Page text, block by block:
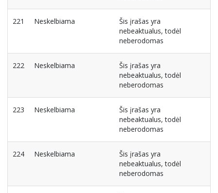
221 Neskelbiama
Šis įrašas yra
nebeaktualus, todėl
neberodomas
222 Neskelbiama
Šis įrašas yra
nebeaktualus, todėl
neberodomas
223 Neskelbiama
Šis įrašas yra
nebeaktualus, todėl
neberodomas
224 Neskelbiama
Šis įrašas yra
nebeaktualus, todėl
neberodomas